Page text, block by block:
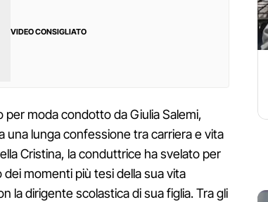
VIDEO CONSIGLIATO
moda condotto da Giulia Salemi,
una lunga confessione tra carriera e vita
Cristina, la conduttrice ha svelato per
momenti più tesi della sua vita
la dirigente scolastica di sua figlia. Tra gli